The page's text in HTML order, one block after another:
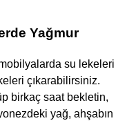
Yağmur
su lekeleri
çıkarabilirsiniz.
birkaç saat bekletin,
yağ, ahşabın